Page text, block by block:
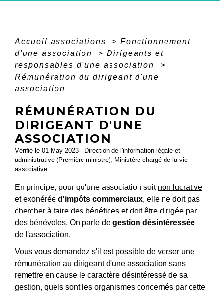
Accueil associations > Fonctionnement
d'une association
> Dirigeants et
responsables d'une association
>
Rémunération du dirigeant d'une
association
RÉMUNÉRATION DU
DIRIGEANT D'UNE
ASSOCIATION
Vérifié le 01 May 2023 - Direction de l'information légale et
administrative (Première ministre), Ministère chargé de la vie
associative
En principe, pour qu'une association soit non lucrative
et exonérée d'impôts commerciaux, elle ne doit pas
chercher à faire des bénéfices et doit être dirigée par
des bénévoles. On parle de gestion désintéressée
de l'association.
Vous vous demandez s'il est possible de verser une
rémunération au dirigeant d'une association sans
remettre en cause le caractère désintéressé de sa
gestion, quels sont les organismes concernés par cette